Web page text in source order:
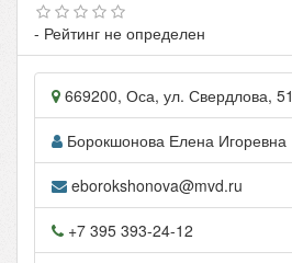
- Рейтинг не определен
669200, Оса, ул. Свердлова, 51
Борокшонова Елена Игоревна
eborokshonova@mvd.ru
+7 395 393-24-12